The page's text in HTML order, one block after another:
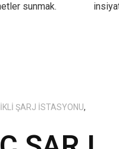
sunmak.
ŞARJ İSTASYONU,